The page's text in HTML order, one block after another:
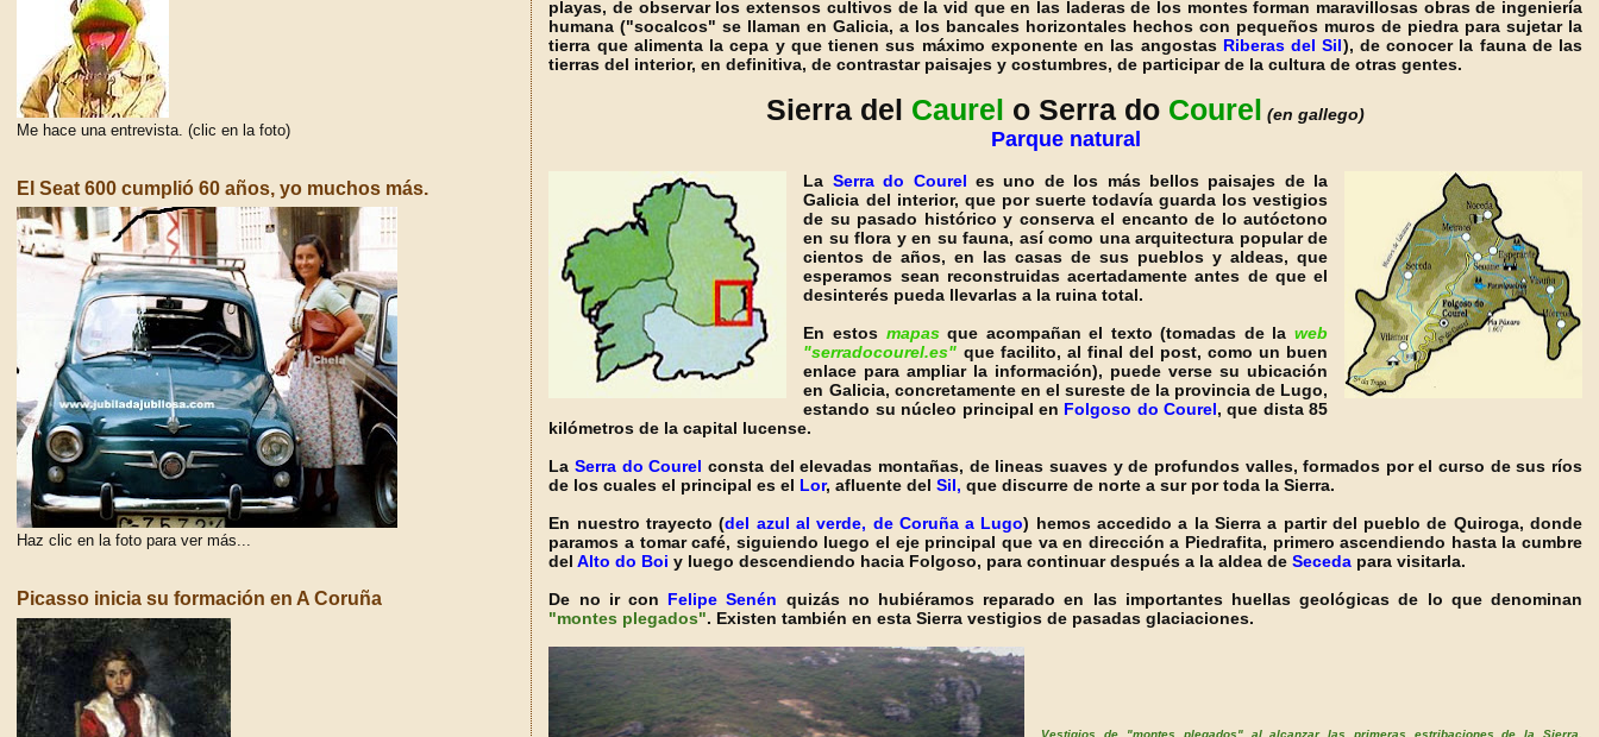
playas, de observar los extensos cultivos de la vid que en las laderas de los montes forman maravillosas obras de ingeniería
humana ("socalcos" se llaman en Galicia, a los bancales horizontales hechos con pequeños muros de piedra para sujetar la
tierra que alimenta la cepa y que tienen sus máximo exponente en las angostas Riberas del Sil), de conocer la fauna de las
tierras del interior, en definitiva, de contrastar paisajes y costumbres, de participar de la cultura de otras gentes.
Sierra del Caurel o Serra do Courel (en gallego)
Parque natural
La Serra do Courel es uno de los más bellos paisajes de la
Galicia del interior, que por suerte todavía guarda los vestigios
de su pasado histórico y conserva el encanto de lo autóctono
en su flora y en su fauna, así como una arquitectura popular de
cientos de años, en las casas de sus pueblos y aldeas, que
esperamos sean reconstruidas acertadamente antes de que el
desinterés pueda llevarlas a la ruina total.
En estos mapasque acompañan el texto (tomadas de la web
"serradocourel.es" que facilito, al final del post, como un buen
enlace para ampliar la información), puede verse su ubicación
en Galicia, concretamente en el sureste de la provincia de Lugo,
estando su núcleo principal en Folgoso do Courel, que dista 85
kilómetros de la capital lucense.
LaSerra do Courel consta del elevadas montañas, de lineas suaves y de profundos valles, formados por el curso de sus ríos
de los cuales el principal es el Lor, afluente delSil, que discurre de norte a sur por toda la Sierra.
En nuestro trayecto (del azul al verde, de Coruña a Lugo) hemos accedido a la Sierra a partir del pueblo de Quiroga, donde
paramos a tomar café, siguiendo luego el eje principal que va en dirección a Piedrafita, primero ascendiendo hasta la cumbre
delAlto do Boiy luego descendiendo hacia Folgoso, para continuar después a la aldea deSeceda para visitarla.
De no ir con Felipe Senén quizás no hubiéramos reparado en las importantes huellas geológicas de lo que denominan
"montes plegados". Existen también en esta Sierra vestigios de pasadas glaciaciones.
Vestigios de "montes plegados" al alcanzar las primeras estribaciones de la Sierra.
Me hace una entrevista. (clic en la foto)
El Seat 600 cumplió 60 años, yo muchos más.
Haz clic en la foto para ver más...
Picasso inicia su formación en A Coruña